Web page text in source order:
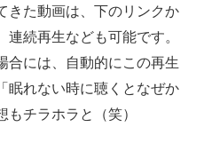
た動画は、下のリンクか
連続再生なども可能です。
合には、自動的にこの再生
「眠れない時に聴くとなぜか
チラホラと（笑）